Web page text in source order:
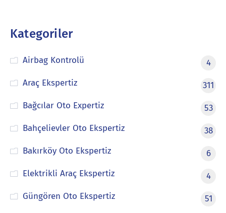
Kategoriler
Airbag Kontrolü
4
Araç Ekspertiz
311
Bağcılar Oto Expertiz
53
Bahçelievler Oto Ekspertiz
38
Bakırköy Oto Ekspertiz
6
Elektrikli Araç Ekspertiz
4
Güngören Oto Ekspertiz
51